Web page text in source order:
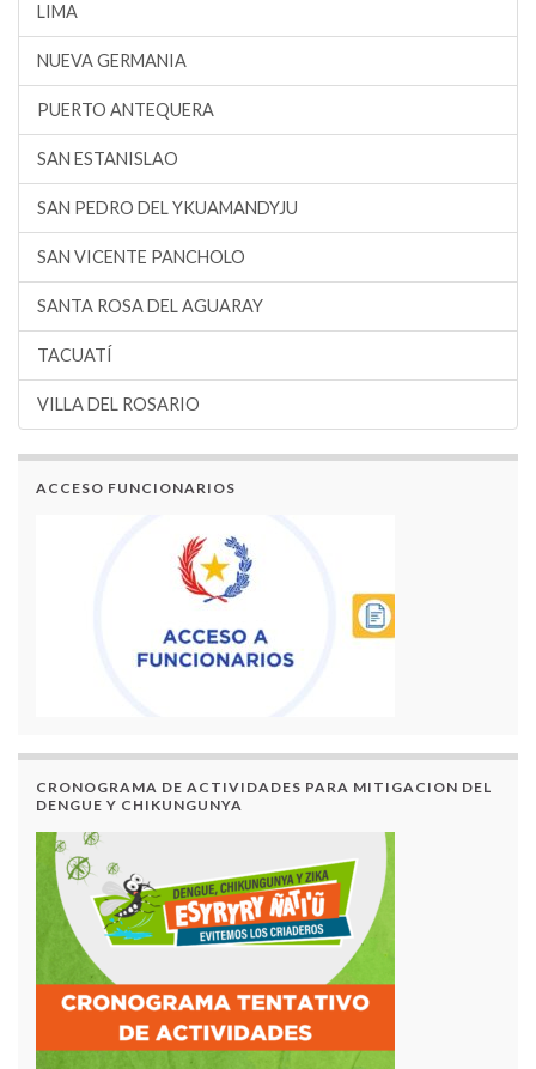
LIMA
NUEVA GERMANIA
PUERTO ANTEQUERA
SAN ESTANISLAO
SAN PEDRO DEL YKUAMANDYJU
SAN VICENTE PANCHOLO
SANTA ROSA DEL AGUARAY
TACUATÍ
VILLA DEL ROSARIO
ACCESO FUNCIONARIOS
CRONOGRAMA DE ACTIVIDADES PARA MITIGACION DEL
DENGUE Y CHIKUNGUNYA